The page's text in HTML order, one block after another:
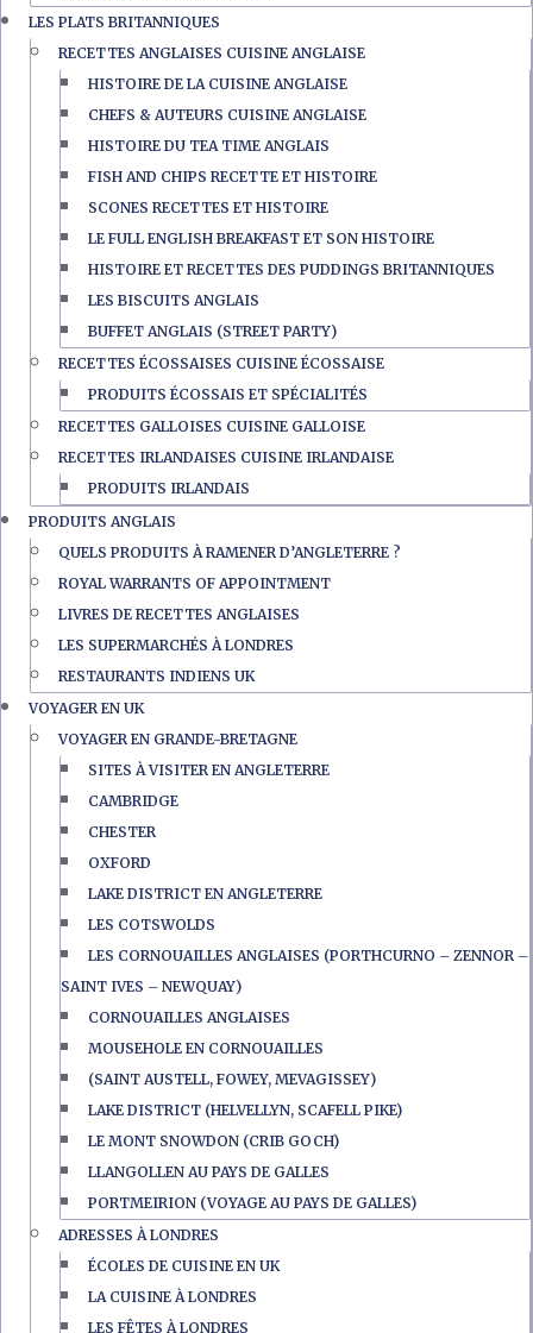
LES PLATS BRITANNIQUES
RECETTES ANGLAISES CUISINE ANGLAISE
HISTOIRE DE LA CUISINE ANGLAISE
CHEFS & AUTEURS CUISINE ANGLAISE
HISTOIRE DU TEA TIME ANGLAIS
FISH AND CHIPS RECETTE ET HISTOIRE
SCONES RECETTES ET HISTOIRE
LE FULL ENGLISH BREAKFAST ET SON HISTOIRE
HISTOIRE ET RECETTES DES PUDDINGS BRITANNIQUES
LES BISCUITS ANGLAIS
BUFFET ANGLAIS (STREET PARTY)
RECETTES ÉCOSSAISES CUISINE ÉCOSSAISE
PRODUITS ÉCOSSAIS ET SPÉCIALITÉS
RECETTES GALLOISES CUISINE GALLOISE
RECETTES IRLANDAISES CUISINE IRLANDAISE
PRODUITS IRLANDAIS
PRODUITS ANGLAIS
QUELS PRODUITS À RAMENER D’ANGLETERRE ?
ROYAL WARRANTS OF APPOINTMENT
LIVRES DE RECETTES ANGLAISES
LES SUPERMARCHÉS À LONDRES
RESTAURANTS INDIENS UK
VOYAGER EN UK
VOYAGER EN GRANDE-BRETAGNE
SITES À VISITER EN ANGLETERRE
CAMBRIDGE
CHESTER
OXFORD
LAKE DISTRICT EN ANGLETERRE
LES COTSWOLDS
LES CORNOUAILLES ANGLAISES (PORTHCURNO – ZENNOR –
SAINT IVES – NEWQUAY)
CORNOUAILLES ANGLAISES
MOUSEHOLE EN CORNOUAILLES
(SAINT AUSTELL, FOWEY, MEVAGISSEY)
LAKE DISTRICT (HELVELLYN, SCAFELL PIKE)
LE MONT SNOWDON (CRIB GOCH)
LLANGOLLEN AU PAYS DE GALLES
PORTMEIRION (VOYAGE AU PAYS DE GALLES)
ADRESSES À LONDRES
ÉCOLES DE CUISINE EN UK
LA CUISINE À LONDRES
LES FÊTES À LONDRES